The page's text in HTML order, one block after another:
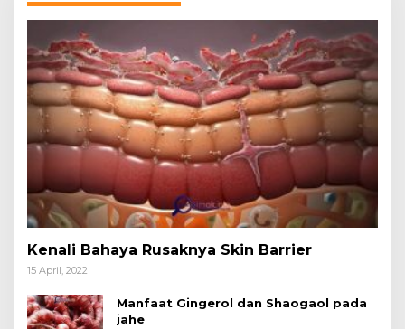
Kenali Bahaya Rusaknya Skin Barrier
15 April, 2022
Manfaat Gingerol dan Shaogaol pada
jahe